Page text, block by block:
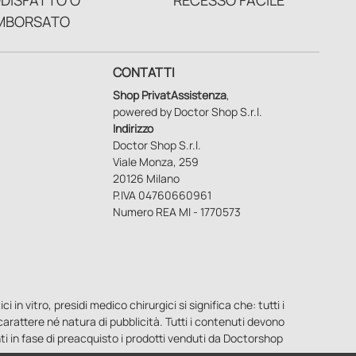
CONTATTI
Shop PrivatAssistenza,
powered by Doctor Shop S.r.l.
Indirizzo
Doctor Shop S.r.l.
Viale Monza, 259
20126 Milano
P.IVA 04760660961
Numero REA MI - 1770573
in vitro, presidi medico chirurgici si significa che: tutti i
né natura di pubblicità. Tutti i contenuti devono
in fase di preacquisto i prodotti venduti da Doctorshop